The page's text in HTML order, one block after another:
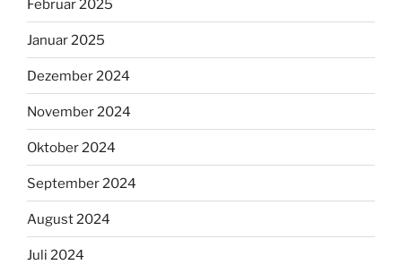
Februar 2025
Januar 2025
Dezember 2024
November 2024
Oktober 2024
September 2024
August 2024
Juli 2024